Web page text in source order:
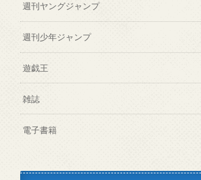
週刊ヤングジャンプ
週刊少年ジャンプ
遊戯王
雑誌
電子書籍